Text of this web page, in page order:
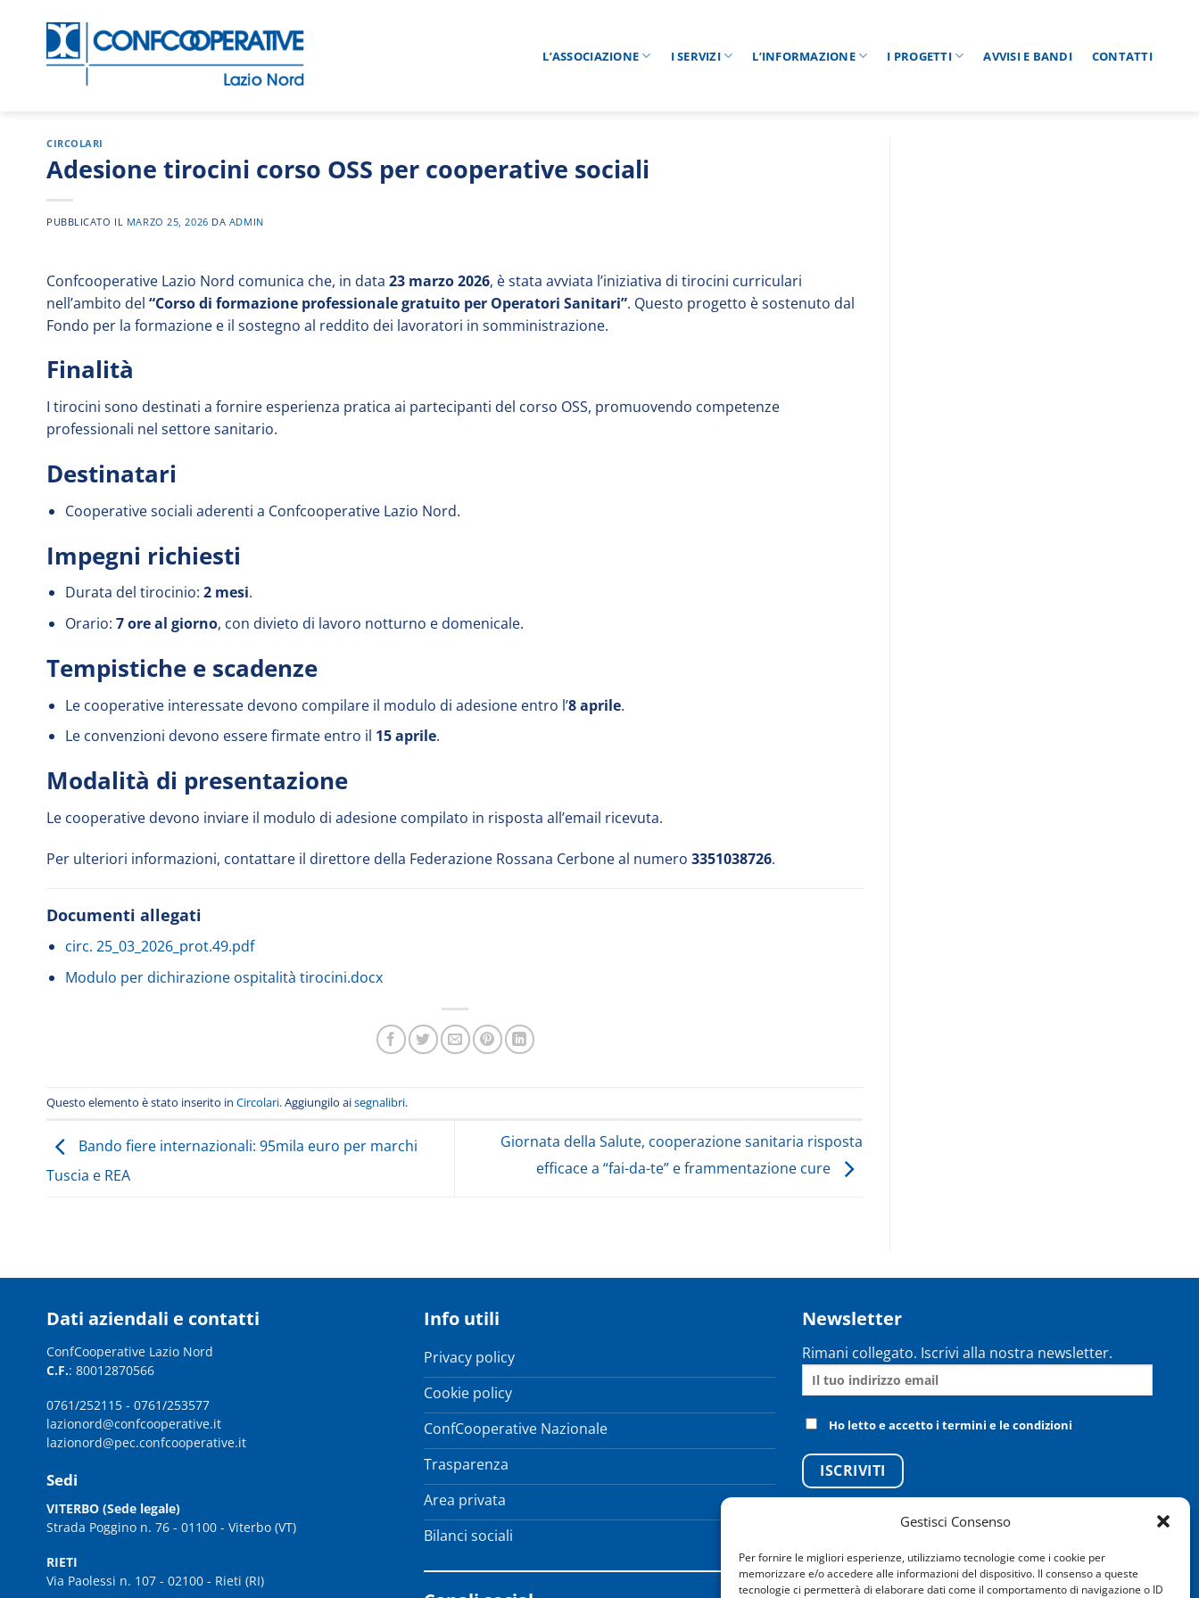
Gestisci Consenso
Per fornire le migliori esperienze, utilizziamo tecnologie come i cookie per
memorizzare e/o accedere alle informazioni del dispositivo. Il consenso a queste
tecnologie ci permetterà di elaborare dati come il comportamento di navigazione o ID
contenuti
L’ASSOCIAZIONE I SERVIZI L’INFORMAZIONE I PROGETTI AVVISI E BANDI CONTATTI
CIRCOLARI
Adesione tirocini corso OSS per cooperative sociali
PUBBLICATO IL MARZO 25, 2026 DA ADMIN
Confcooperative Lazio Nord comunica che, in data 23 marzo 2026, è stata avviata l’iniziativa di tirocini curriculari
nell’ambito del “Corso di formazione professionale gratuito per Operatori Sanitari”. Questo progetto è sostenuto dal
Fondo per la formazione e il sostegno al reddito dei lavoratori in somministrazione.
Finalità
I tirocini sono destinati a fornire esperienza pratica ai partecipanti del corso OSS, promuovendo competenze
professionali nel settore sanitario.
Destinatari
Cooperative sociali aderenti a Confcooperative Lazio Nord.
Impegni richiesti
Durata del tirocinio: 2 mesi.
Orario: 7 ore al giorno, con divieto di lavoro notturno e domenicale.
Tempistiche e scadenze
Le cooperative interessate devono compilare il modulo di adesione entro l’8 aprile.
Le convenzioni devono essere firmate entro il 15 aprile.
Modalità di presentazione
Le cooperative devono inviare il modulo di adesione compilato in risposta all’email ricevuta.
Per ulteriori informazioni, contattare il direttore della Federazione Rossana Cerbone al numero 3351038726.
Documenti allegati
circ. 25_03_2026_prot.49.pdf
Modulo per dichirazione ospitalità tirocini.docx
Questo elemento è stato inserito in Circolari. Aggiungilo aisegnalibri.
Bando fiere internazionali: 95mila euro per marchi
Tuscia e REA
Giornata della Salute, cooperazione sanitaria risposta
efficace a “fai-da-te” e frammentazione cure
Dati aziendali e contatti
ConfCooperative Lazio Nord
C.F.: 80012870566
0761/252115 - 0761/253577
lazionord@confcooperative.it
lazionord@pec.confcooperative.it
Sedi
VITERBO (Sede legale)
Strada Poggino n. 76 - 01100 - Viterbo (VT)
RIETI
Via Paolessi n. 107 - 02100 - Rieti (RI)
Info utili
Privacy policy
Cookie policy
ConfCooperative Nazionale
Trasparenza
Area privata
Bilanci sociali
Newsletter
Rimani collegato. Iscrivi alla nostra newsletter.
Ho letto e accetto i termini e le condizioni